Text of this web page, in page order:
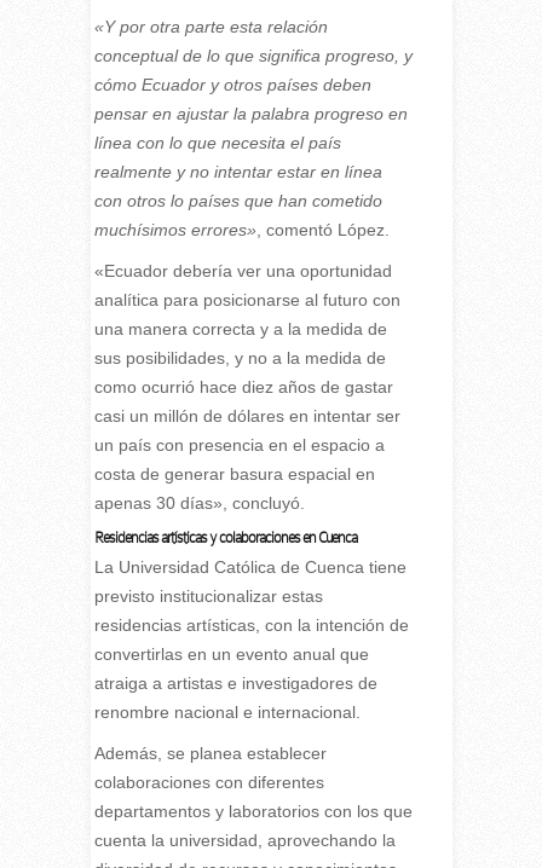
«Y por otra parte esta relación
conceptual de lo que significa progreso, y
cómo Ecuador y otros países deben
pensar en ajustar la palabra progreso en
línea con lo que necesita el país
realmente y no intentar estar en línea
con otros lo países que han cometido
muchísimos errores» , comentó López.
«Ecuador debería ver una oportunidad
analítica para posicionarse al futuro con
una manera correcta y a la medida de
sus posibilidades, y no a la medida de
como ocurrió hace diez años de gastar
casi un millón de dólares en intentar ser
un país con presencia en el espacio a
costa de generar basura espacial en
apenas 30 días», concluyó.
Residencias artísticas y colaboraciones en Cuenca
La Universidad Católica de Cuenca tiene
previsto institucionalizar estas
residencias artísticas, con la intención de
convertirlas en un evento anual que
atraiga a artistas e investigadores de
renombre nacional e internacional.
Además, se planea establecer
colaboraciones con diferentes
departamentos y laboratorios con los que
cuenta la universidad, aprovechando la